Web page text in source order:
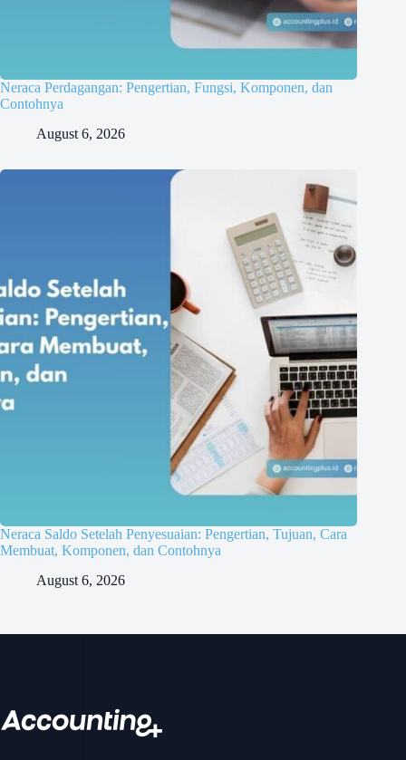
Neraca Perdagangan: Pengertian, Fungsi, Komponen, dan
Contohnya
August 6, 2026
Neraca Saldo Setelah Penyesuaian: Pengertian, Tujuan, Cara
Membuat, Komponen, dan Contohnya
August 6, 2026